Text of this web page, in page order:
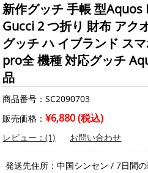
新作グッチ 手帳 型Aquos
Gucci 2 つ折り 財布 アク
グッチ ハ イブランド ス
pro全 機種 対応グッチ
品
商品番号：SC2090703
販売価格：¥6,880 (税込)
レビュー：(1) お問い合わせ
発送先住所：中国シンセン / 7日間